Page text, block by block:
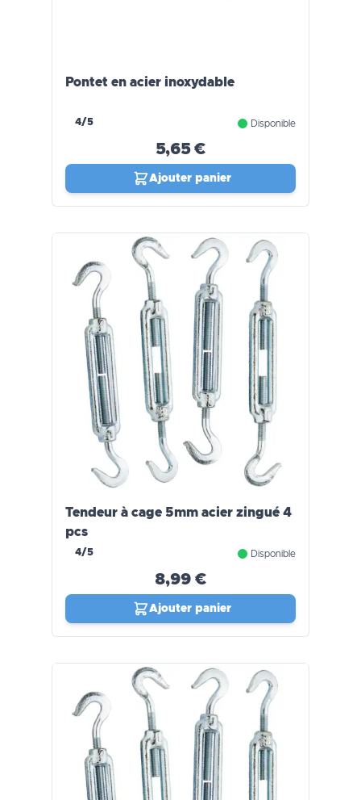
Pontet en acier inoxydable
4/5 Disponible
5,65 €
Ajouter panier
Tendeur à cage 5mm acier zingué 4
pcs
4/5 Disponible
8,99 €
Ajouter panier